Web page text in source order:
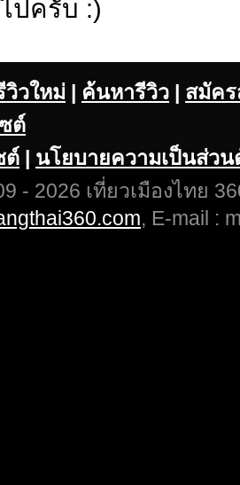
ปครับ :)
วิวใหม่ | ค้นหารีวิว | สมัค
ต์
ต์ | นโยบายความเป็นส่วน
- 2026 เที่ยวเมืองไทย
, E-mail :